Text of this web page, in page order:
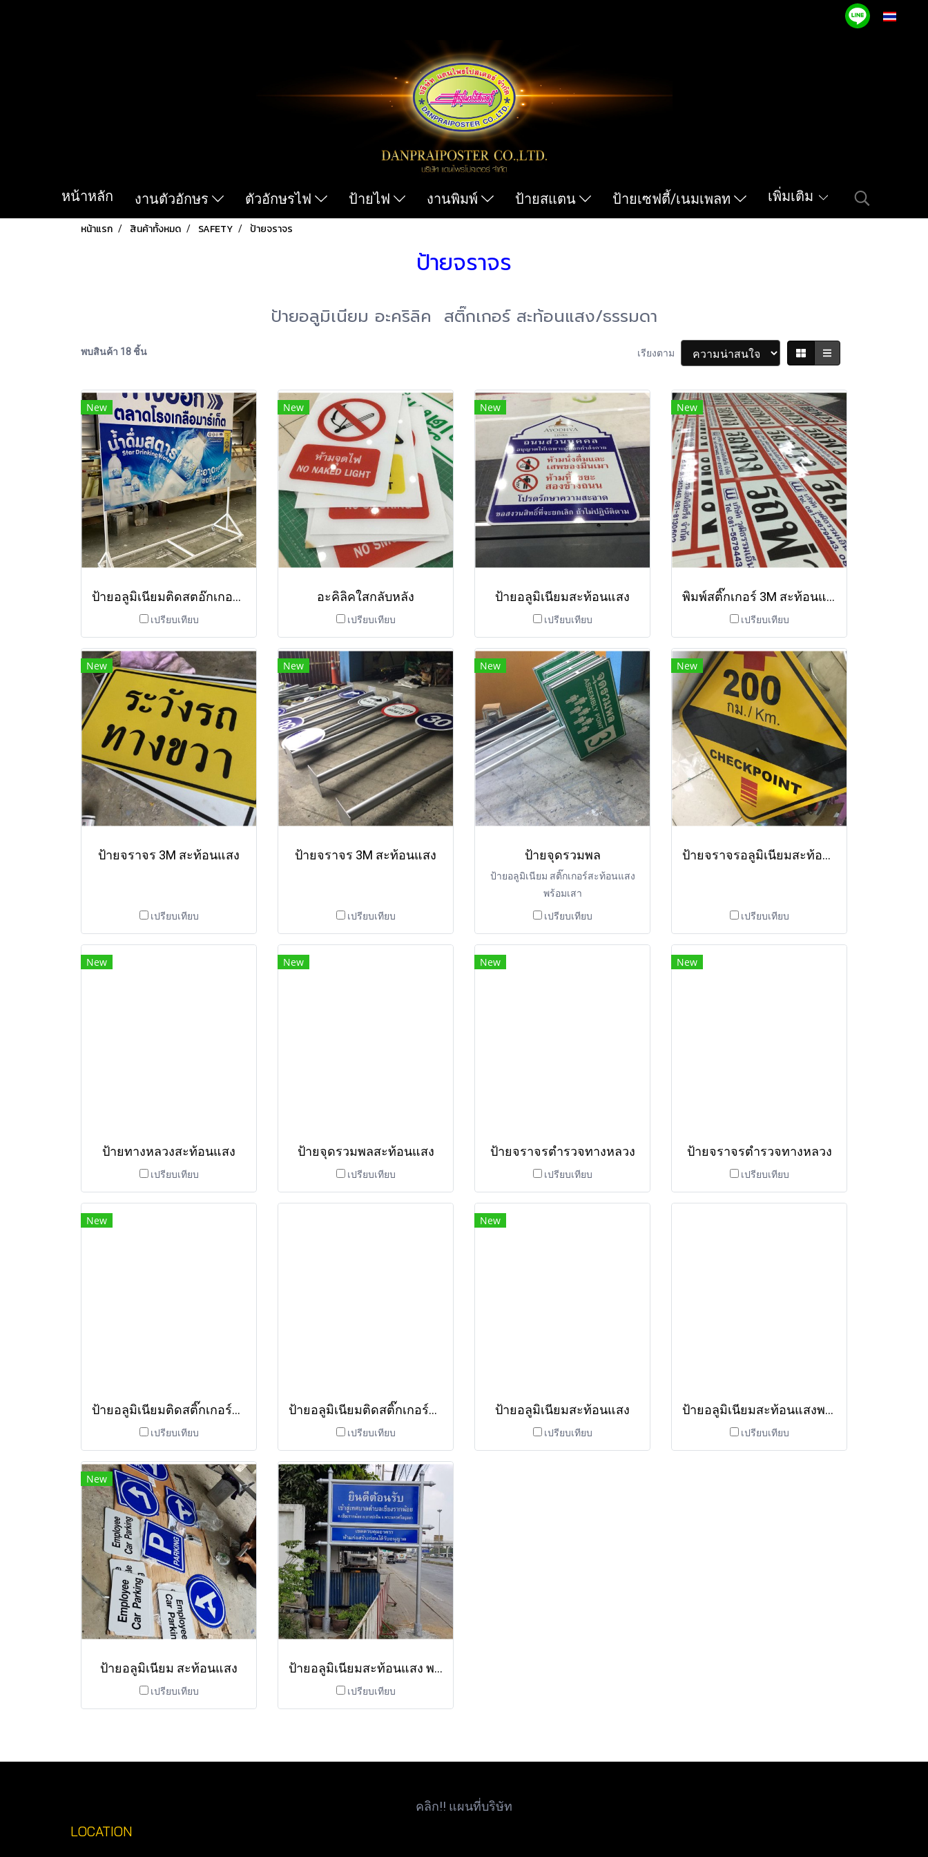
หน้าหลัก งานตัวอักษร ตัวอักษรไฟ ป้ายไฟ งานพิมพ์ ป้ายสแตน ป้ายเซฟตี้/เนมเพลท เพิ่มเติม
หน้าแรก สินค้าทั้งหมด SAFETY ป้ายจราจร
ป้ายจราจร
ป้ายอลูมิเนียม อะคริลิค สติ๊กเกอร์ สะท้อนแสง/ธรรมดา
พบสินค้า 18 ชิ้น เรียงตาม
New
ป้ายอลูมิเนียมติดสตอ๊กเกอร์สะท้อนแสง
เปรียบเทียบ
New
อะคิลิคใสกลับหลัง
เปรียบเทียบ
New
ป้ายอลูมิเนียมสะท้อนแสง
เปรียบเทียบ
New
พิมพ์สติ๊กเกอร์ 3M สะท้อนแสง
เปรียบเทียบ
New
ป้ายจราจร 3M สะท้อนแสง
เปรียบเทียบ
New
ป้ายจราจร 3M สะท้อนแสง
เปรียบเทียบ
New
ป้ายจุดรวมพล
ป้ายอลูมิเนียม สติ๊กเกอร์สะท้อนแสง
พร้อมเสา
เปรียบเทียบ
New
ป้ายจราจรอลูมิเนียมสะท้อนแสง
เปรียบเทียบ
New
ป้ายทางหลวงสะท้อนแสง
เปรียบเทียบ
New
ป้ายจุดรวมพลสะท้อนแสง
เปรียบเทียบ
New
ป้ายจราจรตำรวจทางหลวง
เปรียบเทียบ
New
ป้ายจราจรตำรวจทางหลวง
เปรียบเทียบ
New
ป้ายอลูมิเนียมติดสติ๊กเกอร์สะท้อนแสง
เปรียบเทียบ
ป้ายอลูมิเนียมติดสติ๊กเกอร์สะท้อนแสง
เปรียบเทียบ
New
ป้ายอลูมิเนียมสะท้อนแสง
เปรียบเทียบ
ป้ายอลูมิเนียมสะท้อนแสงพร้อมเสา
เปรียบเทียบ
New
ป้ายอลูมิเนียม สะท้อนแสง
เปรียบเทียบ
ป้ายอลูมิเนียมสะท้อนแสง พร้อมเสา
เปรียบเทียบ
คลิก!! แผนที่บริษัท
LOCATION